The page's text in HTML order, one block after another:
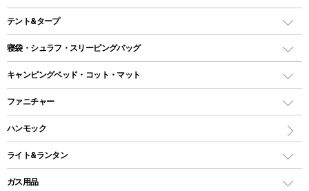
テント&タープ
テント
ツールームテント
ワンポールテント
シェルターテント
ロッジ型・オリジナルテント
寝袋・シュラフ・スリーピングバッグ
レクタングラー型（封筒型）シュラフ
インナーシュラフ
キャンピングベッド・コット・マット
キャンピングベッド・コット
インフレータブルマット
ファニチャー
アウトドアテーブル
レジャーシート
ハンモック
ライト&ランタン
LEDランタン
ガス用品